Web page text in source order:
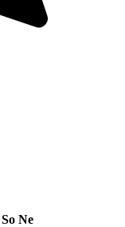
So Ne